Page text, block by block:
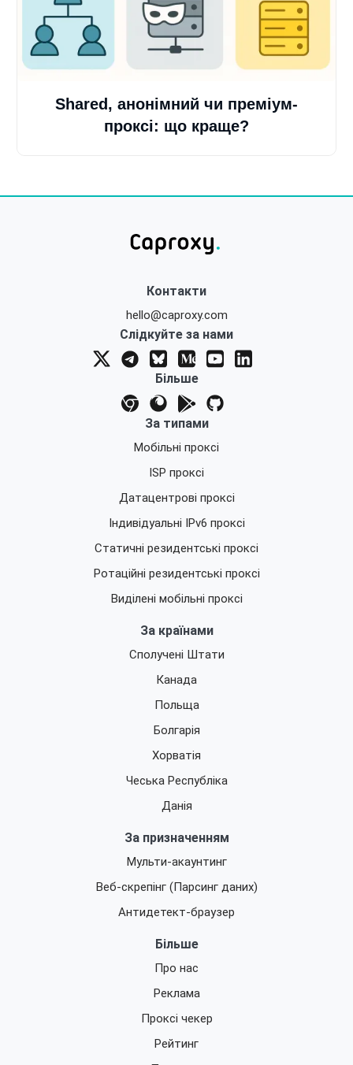
Shared, анонімний чи преміум-
проксі: що краще?
Контакти
hello@caproxy.com
Слідкуйте за нами
Більше
За типами
Мобільні проксі
ISP проксі
Датацентрові проксі
Індивідуальні IPv6 проксі
Статичні резидентські проксі
Ротаційні резидентські проксі
Виділені мобільні проксі
За країнами
Сполучені Штати
Канада
Польща
Болгарія
Хорватія
Чеська Республіка
Данія
За призначенням
Мульти-акаунтинг
Веб-скрепінг (Парсинг даних)
Антидетект-браузер
Більше
Про нас
Реклама
Проксі чекер
Рейтинг